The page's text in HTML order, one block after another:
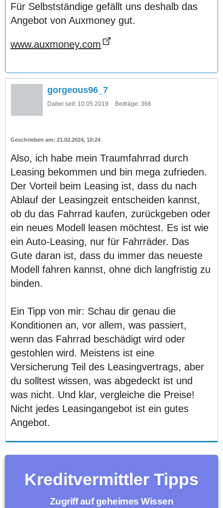
Für Selbstständige gefällt uns deshalb das
Angebot von Auxmoney gut.
www.auxmoney.com
gorgeous96_7
Dabei seit: 10.05.2019 Beiträge: 366
21.02.2024, 10:24
Also, ich habe mein Traumfahrrad durch
Leasing bekommen und bin mega zufrieden.
Der Vorteil beim Leasing ist, dass du nach
Ablauf der Leasingzeit entscheiden kannst,
ob du das Fahrrad kaufen, zurückgeben oder
ein neues Modell leasen möchtest. Es ist wie
ein Auto-Leasing, nur für Fahrräder. Das
Gute daran ist, dass du immer das neueste
Modell fahren kannst, ohne dich langfristig zu
binden.
Ein Tipp von mir: Schau dir genau die
Konditionen an, vor allem, was passiert,
wenn das Fahrrad beschädigt wird oder
gestohlen wird. Meistens ist eine
Versicherung Teil des Leasingvertrags, aber
du solltest wissen, was abgedeckt ist und
was nicht. Und klar, vergleiche die Preise!
Nicht jedes Leasingangebot ist ein gutes
Angebot.
Kreditvermittler Tipps
Zugriff auf geheimes Wissen